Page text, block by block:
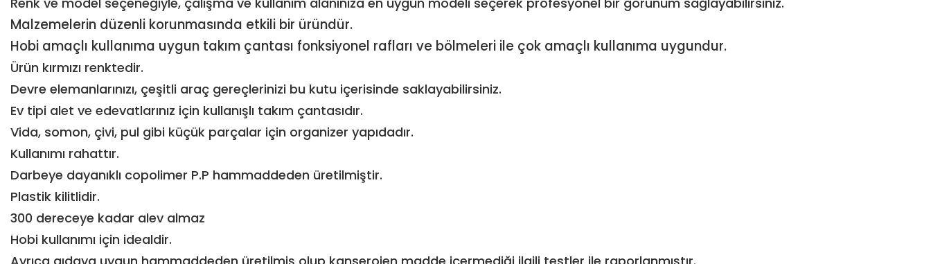
Malzemelerin düzenli korunmasında etkili bir üründür.
Hobi amaçlı kullanıma uygun takım çantası fonksiyonel rafları ve bölmeleri ile çok amaçlı kullanıma uygundur.
Ürün kırmızı renktedir.
Devre elemanlarınızı, çeşitli araç gereçlerinizi bu kutu içerisinde saklayabilirsiniz.
Ev tipi alet ve edevatlarınız için kullanışlı takım çantasıdır.
Vida, somon, çivi, pul gibi küçük parçalar için organizer yapıdadır.
Kullanımı rahattır.
Darbeye dayanıklı copolimer P.P hammaddeden üretilmiştir.
Plastik kilitlidir.
300 dereceye kadar alev almaz
Hobi kullanımı için idealdir.